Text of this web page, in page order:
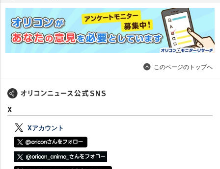
このページのトップへ
X
Xアカウント